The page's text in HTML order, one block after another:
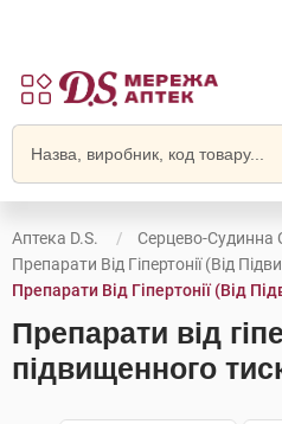
Аптека D.S.
Серцево-Судинна
Препарати Від Гіпертонії (від
Препарати Від Гіпертонії (від
Препарати від
підвищенного